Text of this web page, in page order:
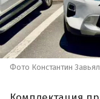
Фото Константин